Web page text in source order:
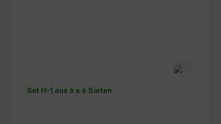
Set H-1 aus 6 x 6 Sorten